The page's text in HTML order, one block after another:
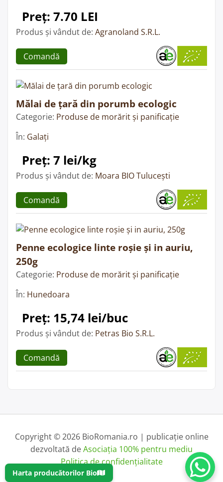
Preț: 7.70 LEI
Produs și vândut de: Agranoland S.R.L.
Comandă
Mălai de țară din porumb ecologic
Categorie: Produse de morărit și panificație
În: Galați
Preț: 7 lei/kg
Produs și vândut de: Moara BIO Tulucești
Comandă
Penne ecologice linte roșie și in auriu,
250g
Categorie: Produse de morărit și panificație
În: Hunedoara
Preț: 15,74 lei/buc
Produs și vândut de: Petras Bio S.R.L.
Comandă
Copyright © 2026 BioRomania.ro | publicație online
dezvoltată deAsociația 100% pentru mediu
Politica de confidențialitate
Harta producătorilor Bio